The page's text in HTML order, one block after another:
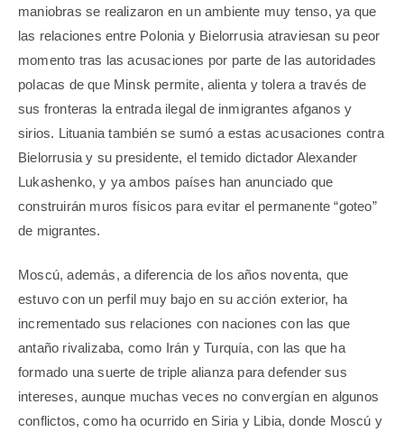
maniobras se realizaron en un ambiente muy tenso, ya que
las relaciones entre Polonia y Bielorrusia atraviesan su peor
momento tras las acusaciones por parte de las autoridades
polacas de que Minsk permite, alienta y tolera a través de
sus fronteras la entrada ilegal de inmigrantes afganos y
sirios. Lituania también se sumó a estas acusaciones contra
Bielorrusia y su presidente, el temido dictador Alexander
Lukashenko, y ya ambos países han anunciado que
construirán muros físicos para evitar el permanente “goteo”
de migrantes.
Moscú, además, a diferencia de los años noventa, que
estuvo con un perfil muy bajo en su acción exterior, ha
incrementado sus relaciones con naciones con las que
antaño rivalizaba, como Irán y Turquía, con las que ha
formado una suerte de triple alianza para defender sus
intereses, aunque muchas veces no convergían en algunos
conflictos, como ha ocurrido en Siria y Libia, donde Moscú y